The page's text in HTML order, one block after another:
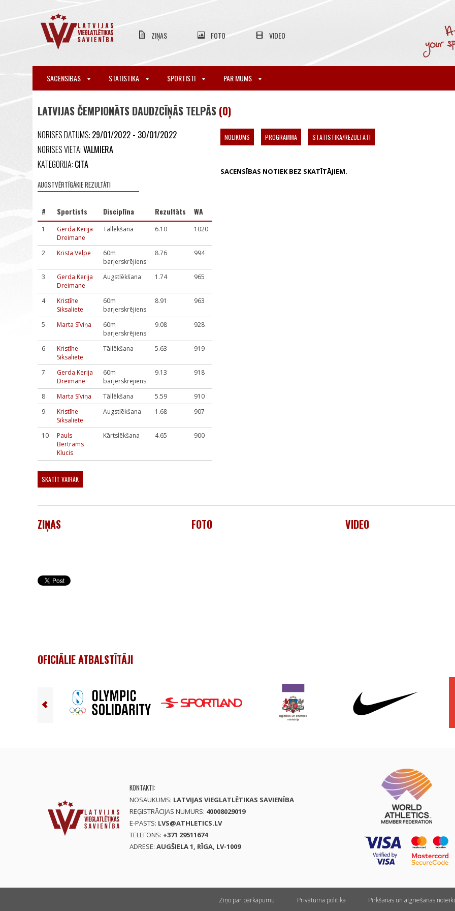
ZIŅAS FOTO VIDEO
SACENSĪBAS STATISTIKA SPORTISTI PAR MUMS
LATVIJAS ČEMPIONĀTS DAUDZCĪŅĀS TELPĀS (0)
NORISES DATUMS: 29/01/2022 - 30/01/2022
NORISES VIETA:VALMIERA
KATEGORIJA: CITA
AUGSTVĒRTĪGĀKIE REZULTĀTI
# Sportists Disciplīna Rezultāts WA
1
Gerda Kerija
Dreimane
Tāllēkšana 6.10 1020
2 Krista Velpe
60m
barjerskrējiens
8.76 994
3
Gerda Kerija
Dreimane
Augstlēkšana 1.74 965
4
Kristīne
Siksaliete
60m
barjerskrējiens
8.91 963
5 Marta Sīviņa
60m
barjerskrējiens
9.08 928
6
Kristīne
Siksaliete
Tāllēkšana 5.63 919
7
Gerda Kerija
Dreimane
60m
barjerskrējiens
9.13 918
8 Marta Sīviņa Tāllēkšana 5.59
910
9
Kristīne
Siksaliete
Augstlēkšana 1.68 907
10
Pauls
Bertrams
Klucis
Kārtslēkšana 4.65 900
SKATĪT VAIRĀK
NOLIKUMS PROGRAMMA STATISTIKA/REZULTĀTI
SACENSĪBAS NOTIEK BEZ SKATĪTĀJIEM.
ZIŅAS FOTO VIDEO
OFICIĀLIE ATBALSTĪTĀJI
KONTAKTI:
NOSAUKUMS: LATVIJAS VIEGLATLĒTIKAS SAVIENĪBA
REĢISTRĀCIJAS NUMURS: 40008029019
E-PASTS: LVS@ATHLETICS.LV
TELEFONS: +371 29511674
ADRESE: AUGŠIELA 1, RĪGA, LV-1009
Ziņo par pārkāpumu Privātuma politika Pirkšanas un atgriešanas